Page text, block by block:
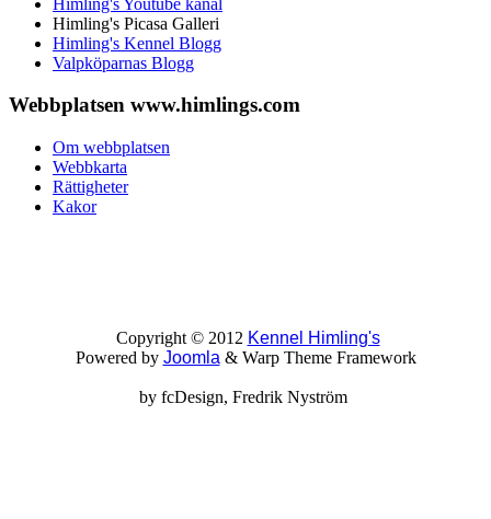
Himling's Picasa Galleri
Himling's Kennel Blogg
Valpköparnas Blogg
Webbplatsen www.himlings.com
Om webbplatsen
Webbkarta
Rättigheter
Kakor
Copyright © 2012 Kennel Himling's
Powered by Joomla & Warp Theme Framework
by fcDesign, Fredrik Nyström